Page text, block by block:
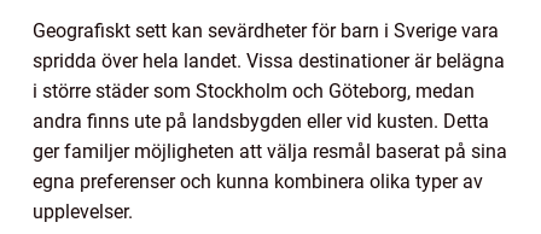
Geografiskt sett kan sevärdheter för barn i Sverige vara
spridda över hela landet. Vissa destinationer är belägna
i större städer som Stockholm och Göteborg, medan
andra finns ute på landsbygden eller vid kusten. Detta
ger familjer möjligheten att välja resmål baserat på sina
egna preferenser och kunna kombinera olika typer av
upplevelser.